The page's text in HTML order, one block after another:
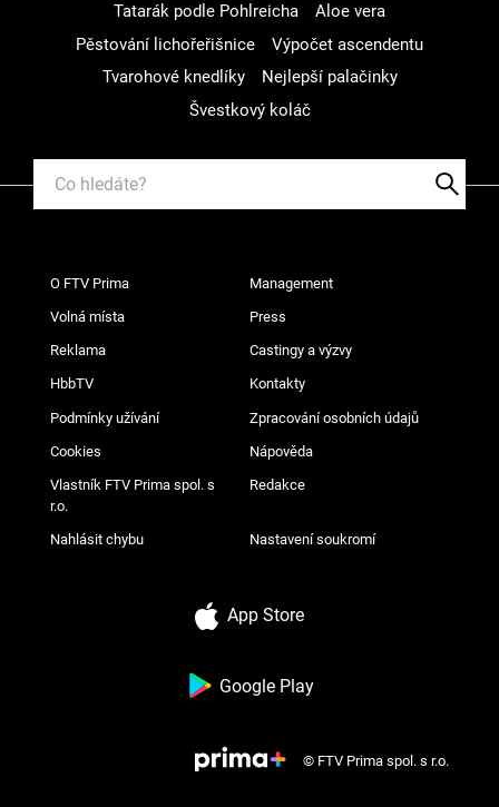
Tatarák podle Pohlreicha
Aloe vera
Pěstování lichořeřišnice
Výpočet ascendentu
Tvarohové knedlíky
Nejlepší palačinky
Švestkový koláč
O FTV Prima Management
Volná místa Press
Reklama Castingy a výzvy
HbbTV Kontakty
Podmínky užívání Zpracování osobních údajů
Cookies Nápověda
Vlastník FTV Prima spol. s
r.o.
Redakce
Nahlásit chybu Nastavení soukromí
App Store
Google Play
© FTV Prima spol. s r.o.